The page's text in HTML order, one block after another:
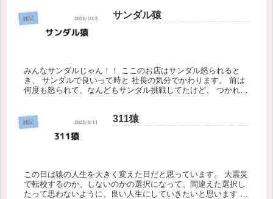
雑記 サンダル猿
みんなサンダルじゃん！！ ここのお店はサンダル怒られると
き、 サンダルで良いって時と 社長の気分でかわります。 前は
何度も怒られて、なんどもサンダル挑戦してたけど、 つかれて
雑記 311猿
この日は猿の人生を大きく変えた日だと思っています。 大震災
で転校するのか、しないのかの選択になって、間違えた選択し
たって思わないように、良い人生にしていきたいと思います ラ